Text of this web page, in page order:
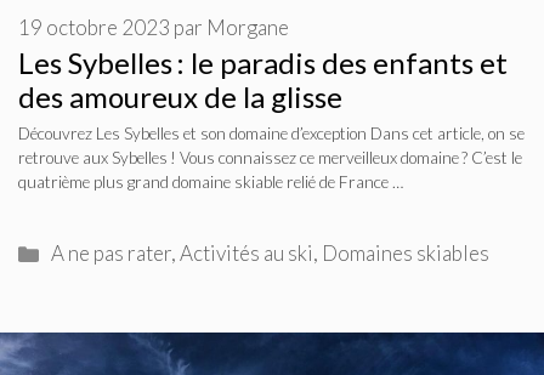
Les Sybelles : le paradis des enfants et
des amoureux de la glisse
19 octobre 2023 par Morgane
Découvrez Les Sybelles et son domaine d’exception Dans cet article, on se
retrouve aux Sybelles ! Vous connaissez ce merveilleux domaine ? C’est le
quatrième plus grand domaine skiable relié de France …
Catégories
A ne pas rater,Activités au ski, Domaines skiables